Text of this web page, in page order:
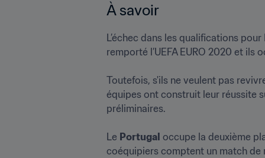
À savoir
L’échec dans les qualifications
remporté l’UEFA EURO 2020 et
Toutefois, s'ils ne veulent pas
équipes ont construit leur réussite
préliminaires.
Le Portugal occupe la deuxième
coéquipiers comptent un match de